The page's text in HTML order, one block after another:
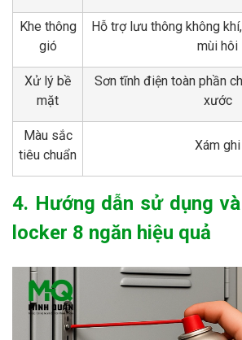
Khe thông
gió
Hỗ trợ lưu thông không
mùi hôi
Xử lý bề
mặt
Sơn tĩnh điện toàn phần
xước
Màu sắc
tiêu chuẩn
Xám ghi
4. Hướng dẫn sử dụng
locker 8 ngăn hiệu quả